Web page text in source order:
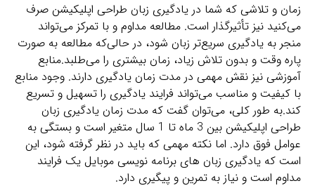
زمان و تلاشی که شما در یادگیری زبان طراحی اپلیکیشن صرف
می‌کنید نیز تأثیرگذار است. مطالعه مداوم و با تمرکز می‌تواند
منجر به یادگیری سریع‌تر زبان شود، در حالی‌که مطالعه به صورت
پاره وقت و بدون تلاش زیاد، زمان بیشتری را می‌طلبد.منابع
آموزشی نیز نقش مهمی در مدت زمان یادگیری دارند. وجود منابع
با کیفیت و مناسب می‌تواند فرایند یادگیری را تسهیل و تسریع
کند.به طور کلی، می‌توان گفت که مدت زمان یادگیری زبان
طراحی اپلیکیشن بین 3 ماه تا 1 سال متغیر است و بستگی به
عوامل فوق دارد. اما نکته مهمی که باید در نظر گرفته شود، این
است که یادگیری زبان های برنامه نویسی موبایل یک فرایند
مداوم است و نیاز به تمرین و پیگیری دارد.